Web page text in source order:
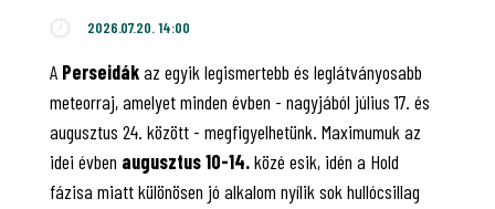
2026.07.20. 14:00
A Perseidákaz egyik legismertebb és leglátványosabb
meteorraj, amelyet minden évben - nagyjából július 17. és
augusztus 24. között - megfigyelhetünk. Maximumuk az
idei évben augusztus 10-14.közé esik, idén a Hold
fázisa miatt különösen jó alkalom nyílik sok hullócsillag